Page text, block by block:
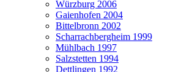
Würzburg 2006
Gaienhofen 2004
Bittelbronn 2002
Scharrachbergheim 1999
Mühlbach 1997
Salzstetten 1994
Dettlingen 1992